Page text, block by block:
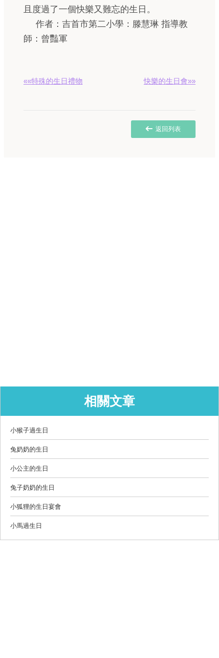
且度過了一個快樂又難忘的生日。
作者：吉首市第二小學：滕慧琳 指導教
師：曾豔軍
««特殊的生日禮物 快樂的生日會»»
返回列表
相關文章
小猴子過生日
兔奶奶的生日
小公主的生日
兔子奶奶的生日
小狐狸的生日宴會
小馬過生日